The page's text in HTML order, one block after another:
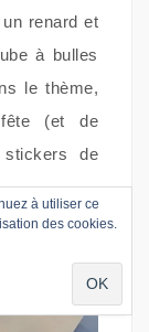
renard et
à bulles
le thème,
(et de
stickers de
à utiliser ce
des cookies.